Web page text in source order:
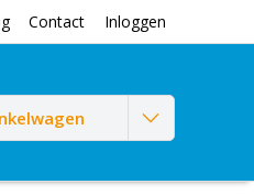
Contact Inloggen